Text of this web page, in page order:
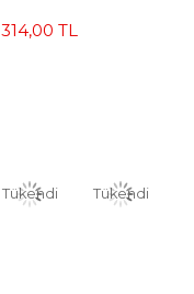
314,00 TL
Tükendi Tükendi